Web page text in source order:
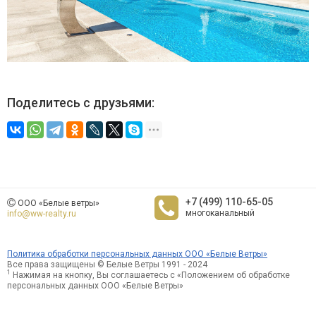
Поделитесь с друзьями:
ООО «Белые ветры»
info@ww-realty.ru
+7 (499) 110-65-05
многоканальный
Политика обработки персональных данных ООО «Белые Ветры»
Все права защищены © Белые Ветры 1991 - 2024
1
Нажимая на кнопку, Вы соглашаетесь с «Положением об обработке
персональных данных ООО «Белые Ветры»